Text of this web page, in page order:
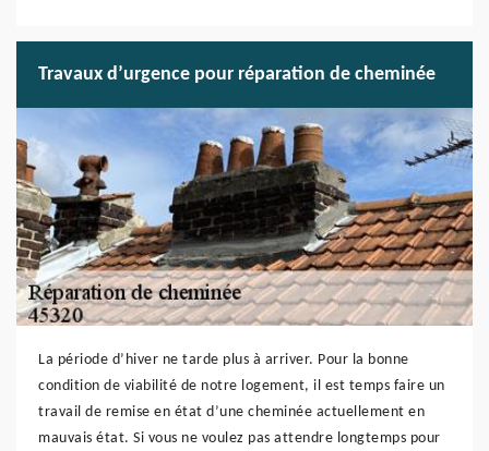
Travaux d’urgence pour réparation de cheminée
La période d’hiver ne tarde plus à arriver. Pour la bonne
condition de viabilité de notre logement, il est temps faire un
travail de remise en état d’une cheminée actuellement en
mauvais état. Si vous ne voulez pas attendre longtemps pour